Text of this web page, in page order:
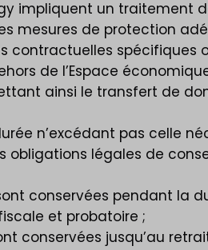
impliquent un traitement
mesures de protection
spécifiques
de l’Espace
ainsi le transfert de
n’excédant pas celle
obligations légales de
conservées pendant la
et probatoire ;
conservées jusqu’au